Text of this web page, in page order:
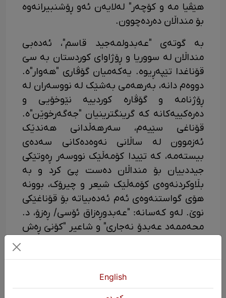
هێڤیا مە و کۆچەر" لەلایەن ئەو ڕۆشنبیرانەوە
بۆ منداڵان دەردەچوون.
بە گوتەی "عەبدولمەجید قاسم"، ئەدەبی
منداڵان لە سووریا و ڕۆژاوای کوردستان بە سێ
قۆناغدا تێپەڕیوە. یەکەمیان گۆڤاری "هەوار"ە.
دووەم دانە، بەرهەمی بەشێک لە نووسەران لە
ڕۆژنامە و گۆڤارە کوردییە نێوخۆیی و
دەرەکییەکانە کە گرینگترینیان "جەگەرخوێن"ە.
قۆناغی سێیەم، سەرهەڵدانی هەندێک
ئەزموون لە ساڵانی نەوەدەکانی سەدەی
بیستەمە، کە تێیدا کۆمەڵێک نووسەر ڕەوتێکی
جیددییان بۆ منداڵان دەست پێ کرد و بە
بڵاوکردنەوەی کۆمەڵێک شیعر و چیرۆک، بوونە
هۆی گواستنەوەی ئەم ئەدەبیاتە بۆ قۆناغێکی
نوێ. لەو کەسانە: "عەبدوڕەزاق ئۆسی/ ڕەزۆ، د.
محەممەد عەبدۆ نەجاری" و شاعیر "کۆنێ ڕەش
بنەماڵەی خوێندەواری "جەلادەت بەدرخان" لە
سەرەتای سییەکانی سەدەی ڕابردوو لە باکووری
کوردستانەوە کۆچیان کرد بۆ سووریا و لە
English